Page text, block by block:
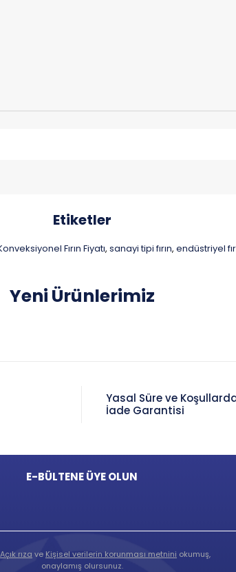
Etiketler
Fırın Fiyatı, sanayi tipi fırın, endüstriyel
Yeni Ürünlerimiz
Yasal Süre ve
İade Garantisi
E-BÜLTENE ÜYE OLUN
Açık rıza ve Kişisel verilerin korunması metnini okumuş,
onaylamış olursunuz.